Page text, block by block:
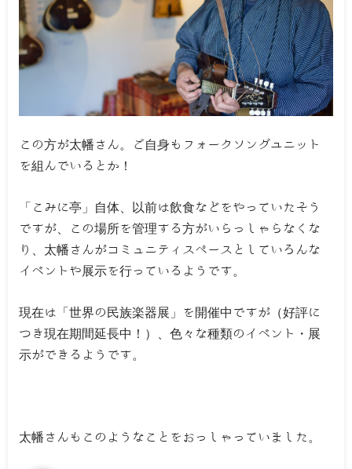
この方が太幡さん。ご自身もフォークソングユニット
を組んでいるとか！
「こみに亭」自体、以前は飲食などをやっていたそう
ですが、この場所を管理する方がいらっしゃらなくな
り、太幡さんがコミュニティスペースとしていろんな
イベントや展示を行っているようです。
現在は「世界の民族楽器展」を開催中ですが（好評に
つき現在期間延長中！）、色々な種類のイベント・展
示ができるようです。
太幡さんもこのようなことをおっしゃっていました。